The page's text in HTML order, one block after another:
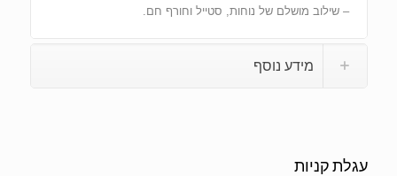
– שילוב מושלם של נוחות, סטייל וחורף חם.
מידע נוסף
עגלת קניות